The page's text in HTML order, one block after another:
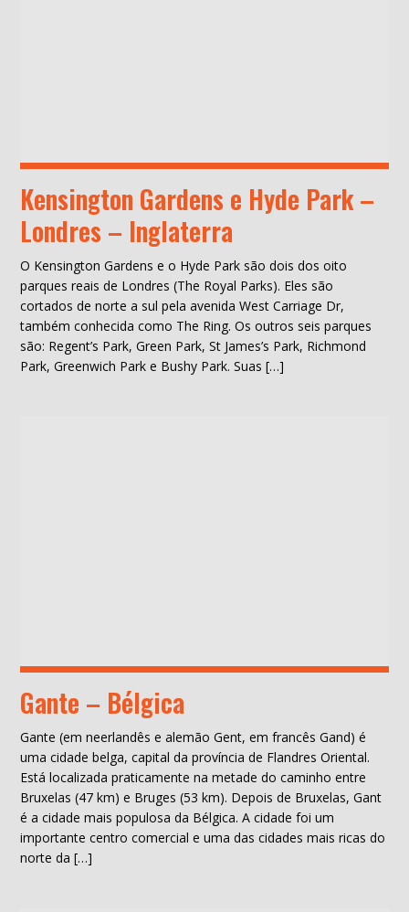
Kensington Gardens e Hyde Park –
Londres – Inglaterra
O Kensington Gardens e o Hyde Park são dois dos oito
parques reais de Londres (The Royal Parks). Eles são
cortados de norte a sul pela avenida West Carriage Dr,
também conhecida como The Ring. Os outros seis parques
são: Regent’s Park, Green Park, St James’s Park, Richmond
Park, Greenwich Park e Bushy Park. Suas […]
Gante – Bélgica
Gante (em neerlandês e alemão Gent, em francês Gand) é
uma cidade belga, capital da província de Flandres Oriental.
Está localizada praticamente na metade do caminho entre
Bruxelas (47 km) e Bruges (53 km). Depois de Bruxelas, Gant
é a cidade mais populosa da Bélgica. A cidade foi um
importante centro comercial e uma das cidades mais ricas do
norte da […]